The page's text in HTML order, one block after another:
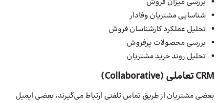
شناسایی مشتریان وفادار
تحلیل عملکرد کارشناسان فروش
بررسی محصولات پرفروش
تحلیل روند خرید مشتریان
CRM تعاملی (Collaborative)
بعضی مشتریان از طریق تماس تلفنی ارتباط می‌گیرند، بعضی ایمیل